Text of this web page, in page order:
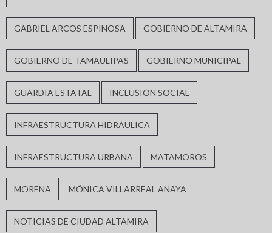
GABRIEL ARCOS ESPINOSA GOBIERNO DE ALTAMIRA
GOBIERNO DE TAMAULIPAS GOBIERNO MUNICIPAL
GUARDIA ESTATAL INCLUSIÓN SOCIAL
INFRAESTRUCTURA HIDRÁULICA
INFRAESTRUCTURA URBANA MATAMOROS
MORENA MÓNICA VILLARREAL ANAYA
NOTICIAS DE CIUDAD ALTAMIRA